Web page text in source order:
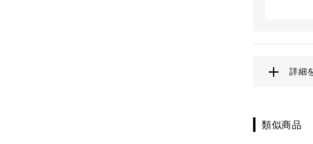
詳細
類似商品